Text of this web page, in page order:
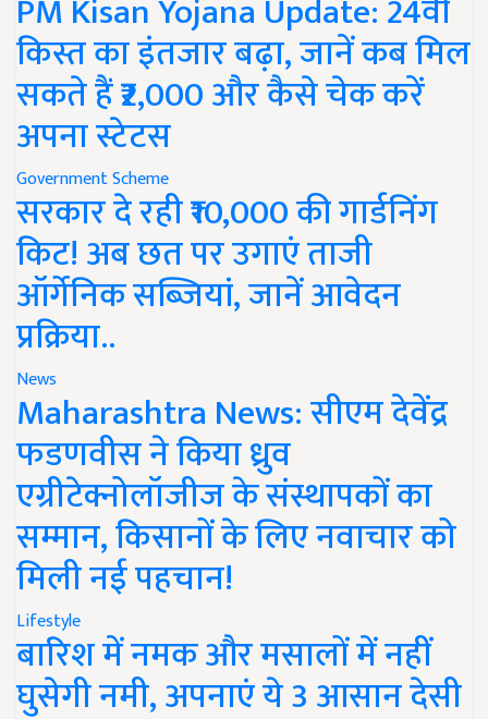
PM Kisan Yojana Update: 24वीं
किस्त का इंतजार बढ़ा, जानें कब मिल
सकते हैं ₹2,000 और कैसे चेक करें
अपना स्टेटस
Government Scheme
सरकार दे रही ₹10,000 की गार्डनिंग
किट! अब छत पर उगाएं ताजी
ऑर्गेनिक सब्जियां, जानें आवेदन
प्रक्रिया..
News
Maharashtra News: सीएम देवेंद्र
फडणवीस ने किया ध्रुव
एग्रीटेक्नोलॉजीज के संस्थापकों का
सम्मान, किसानों के लिए नवाचार को
मिली नई पहचान!
Lifestyle
बारिश में नमक और मसालों में नहीं
घुसेगी नमी, अपनाएं ये 3 आसान देसी